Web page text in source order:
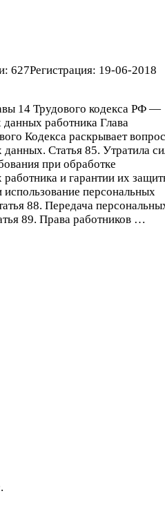
627Регистрация: 19-06-2018
14 Трудового кодекса РФ —
работника Глава
Кодекса раскрывает
Статья 85. Утратила
при обработке
и гарантии их
персональных
88. Передача
89. Права работников …